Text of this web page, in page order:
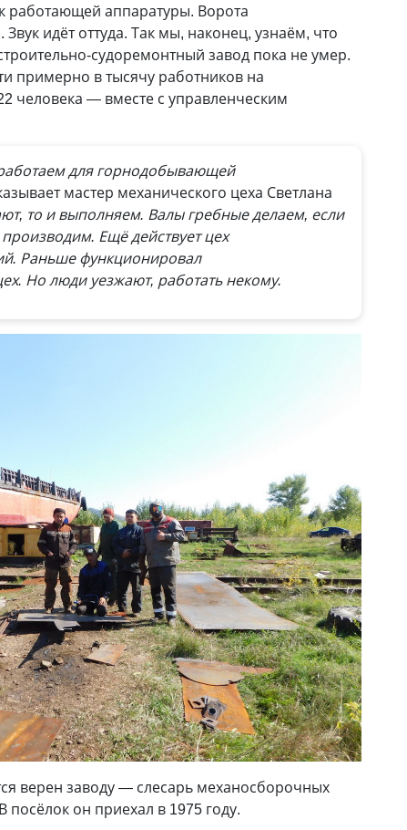
работающей аппаратуры. Ворота
идёт оттуда. Так мы, наконец, узнаём, что
судоремонтный завод пока не умер.
примерно в тысячу работников на
человека — вместе с управленческим
для горнодобывающей
мастер механического цеха Светлана
то и выполняем. Валы гребные делаем, если
Ещё действует цех
Раньше функционировал
Но люди уезжают, работать некому.
верен заводу — слесарь механосборочных
он приехал в 1975 году.